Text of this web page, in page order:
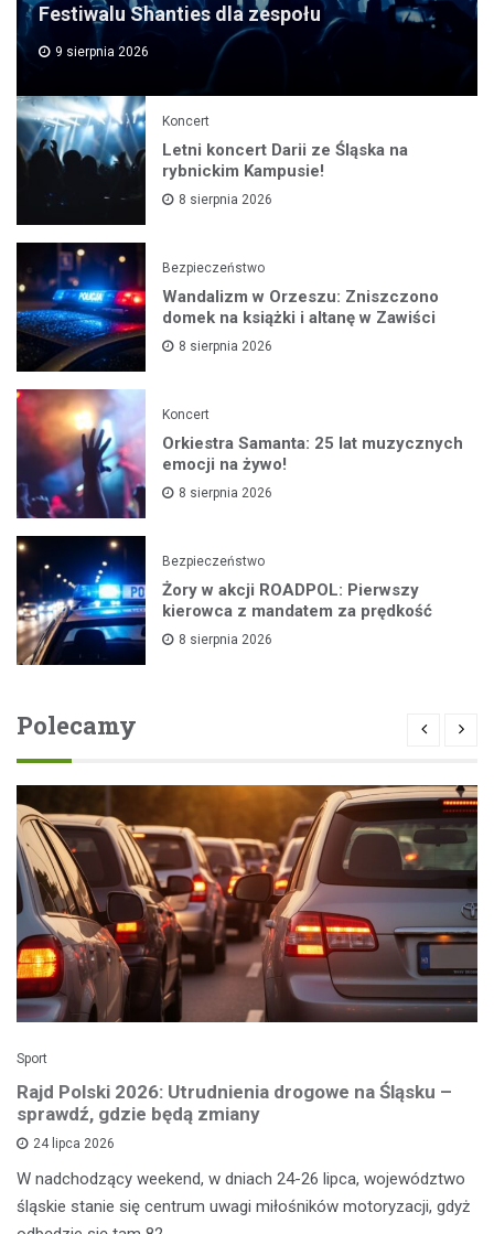
Festiwalu Shanties dla zespołu
9 sierpnia 2026
Koncert
Letni koncert Darii ze Śląska na
rybnickim Kampusie!
8 sierpnia 2026
Bezpieczeństwo
Wandalizm w Orzeszu: Zniszczono
domek na książki i altanę w Zawiści
8 sierpnia 2026
Koncert
Orkiestra Samanta: 25 lat muzycznych
emocji na żywo!
8 sierpnia 2026
Bezpieczeństwo
Żory w akcji ROADPOL: Pierwszy
kierowca z mandatem za prędkość
8 sierpnia 2026
Polecamy
Sport
Rajd Polski 2026: Utrudnienia drogowe na Śląsku –
sprawdź, gdzie będą zmiany
24 lipca 2026
W nadchodzący weekend, w dniach 24-26 lipca, województwo
śląskie stanie się centrum uwagi miłośników motoryzacji, gdyż